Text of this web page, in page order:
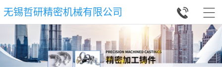
无锡哲研精密机械有限公司 
